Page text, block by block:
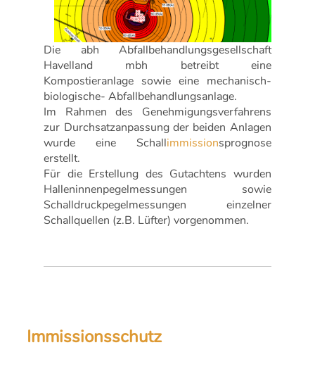
Die abh Abfallbehandlungsgesellschaft
Havelland mbh betreibt eine
Kompostieranlage sowie eine mechanisch-
biologische- Abfallbehandlungsanlage.
Im Rahmen des Genehmigungsverfahrens
zur Durchsatzanpassung der beiden Anlagen
wurde eine Schallimmissionsprognose
erstellt.
Für die Erstellung des Gutachtens wurden
Halleninnenpegelmessungen sowie
Schalldruckpegelmessungen einzelner
Schallquellen (z.B. Lüfter) vorgenommen.
Immissionsschutz